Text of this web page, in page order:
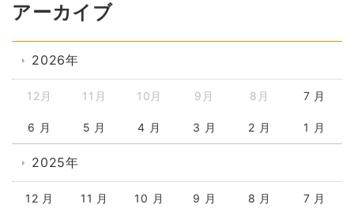
アーカイブ
2026年
12月 11月 10月 9月 8月 7 月
6 月 5 月 4 月 3 月 2 月 1 月
2025年
12 月 11 月 10 月 9 月 8 月 7 月